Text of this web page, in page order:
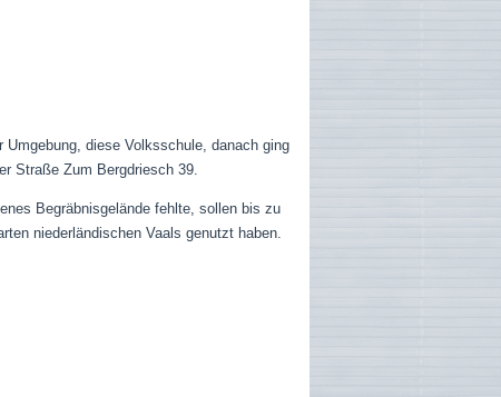
diese Volksschule, danach ging
Straße Zum Bergdriesch 39.
Begräbnisgelände fehlte, sollen bis zu
niederländischen Vaals genutzt haben.